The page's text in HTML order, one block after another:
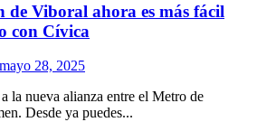
Viboral ahora es más fácil
con Cívica
mayo 28, 2025
la nueva alianza entre el Metro de
Desde ya puedes...